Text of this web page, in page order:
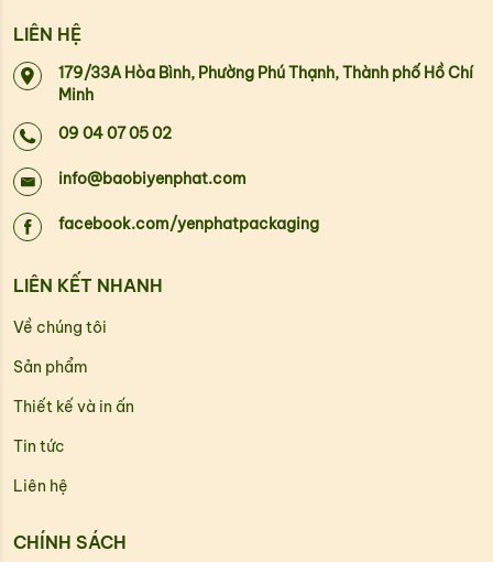
LIÊN HỆ
179/33A Hòa Bình, Phường Phú Thạnh, Thành phố Hồ Chí
Minh
09 04 07 05 02
info@baobiyenphat.com
facebook.com/yenphatpackaging
LIÊN KẾT NHANH
Về chúng tôi
Sản phẩm
Thiết kế và in ấn
Tin tức
Liên hệ
CHÍNH SÁCH